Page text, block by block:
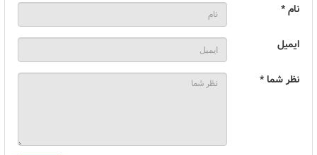
نام *
ایمیل
نظر شما *